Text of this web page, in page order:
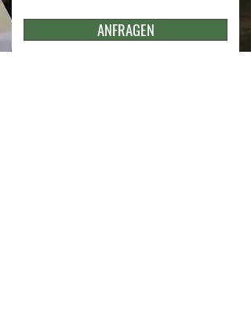
ANFRAGEN